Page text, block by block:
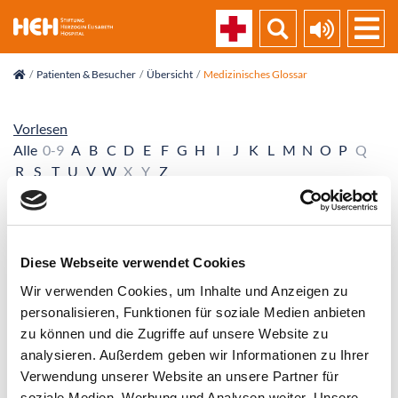
Diese Webseite verwendet Cookies
Wir verwenden Cookies, um Inhalte und Anzeigen zu
personalisieren, Funktionen für soziale Medien anbieten
zu können und die Zugriffe auf unsere Website zu
analysieren. Außerdem geben wir Informationen zu Ihrer
Verwendung unserer Website an unsere Partner für
Patienten & Besucher Übersicht Medizinisches Glossar
Vorlesen
Alle 0-9 A B C D E F G H I J K L M N O P Q
R
S T U V W X Y Z
Ulcus cruris
Ulcus ventriculi
Umstellungsosteotomie